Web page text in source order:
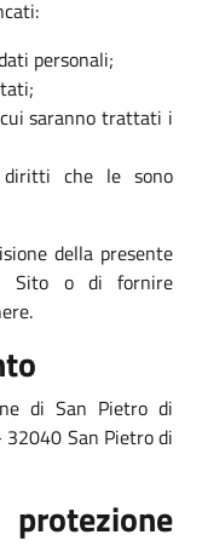
personali;
saranno trattati i
che le sono
della presente
Sito o di fornire
di San Pietro di
32040 San Pietro di